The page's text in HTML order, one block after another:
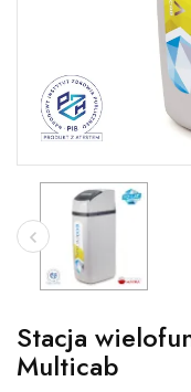
Stacja
Multicab